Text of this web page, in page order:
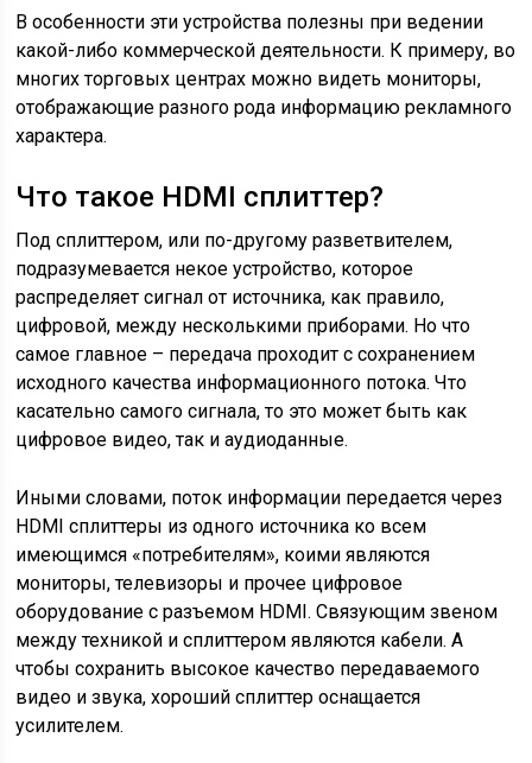
В особенности эти устройства полезны при ведении
какой-либо коммерческой деятельности. К примеру, во
многих торговых центрах можно видеть мониторы,
отображающие разного рода информацию рекламного
характера.
Что такое HDMI сплиттер?
Под сплиттером, или по-другому разветвителем,
подразумевается некое устройство, которое
распределяет сигнал от источника, как правило,
цифровой, между несколькими приборами. Но что
самое главное – передача проходит с сохранением
исходного качества информационного потока. Что
касательно самого сигнала, то это может быть как
цифровое видео, так и аудиоданные.
Иными словами, поток информации передается через
HDMI сплиттеры из одного источника ко всем
имеющимся «потребителям», коими являются
мониторы, телевизоры и прочее цифровое
оборудование с разъемом HDMI. Связующим звеном
между техникой и сплиттером являются кабели. А
чтобы сохранить высокое качество передаваемого
видео и звука, хороший сплиттер оснащается
усилителем.